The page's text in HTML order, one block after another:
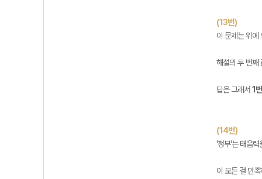
(13번)
이 문제는 위에
해설의 두 번째
답은 그래서 1번
(14번)
'정부'는 태음력
이 모든 걸 만